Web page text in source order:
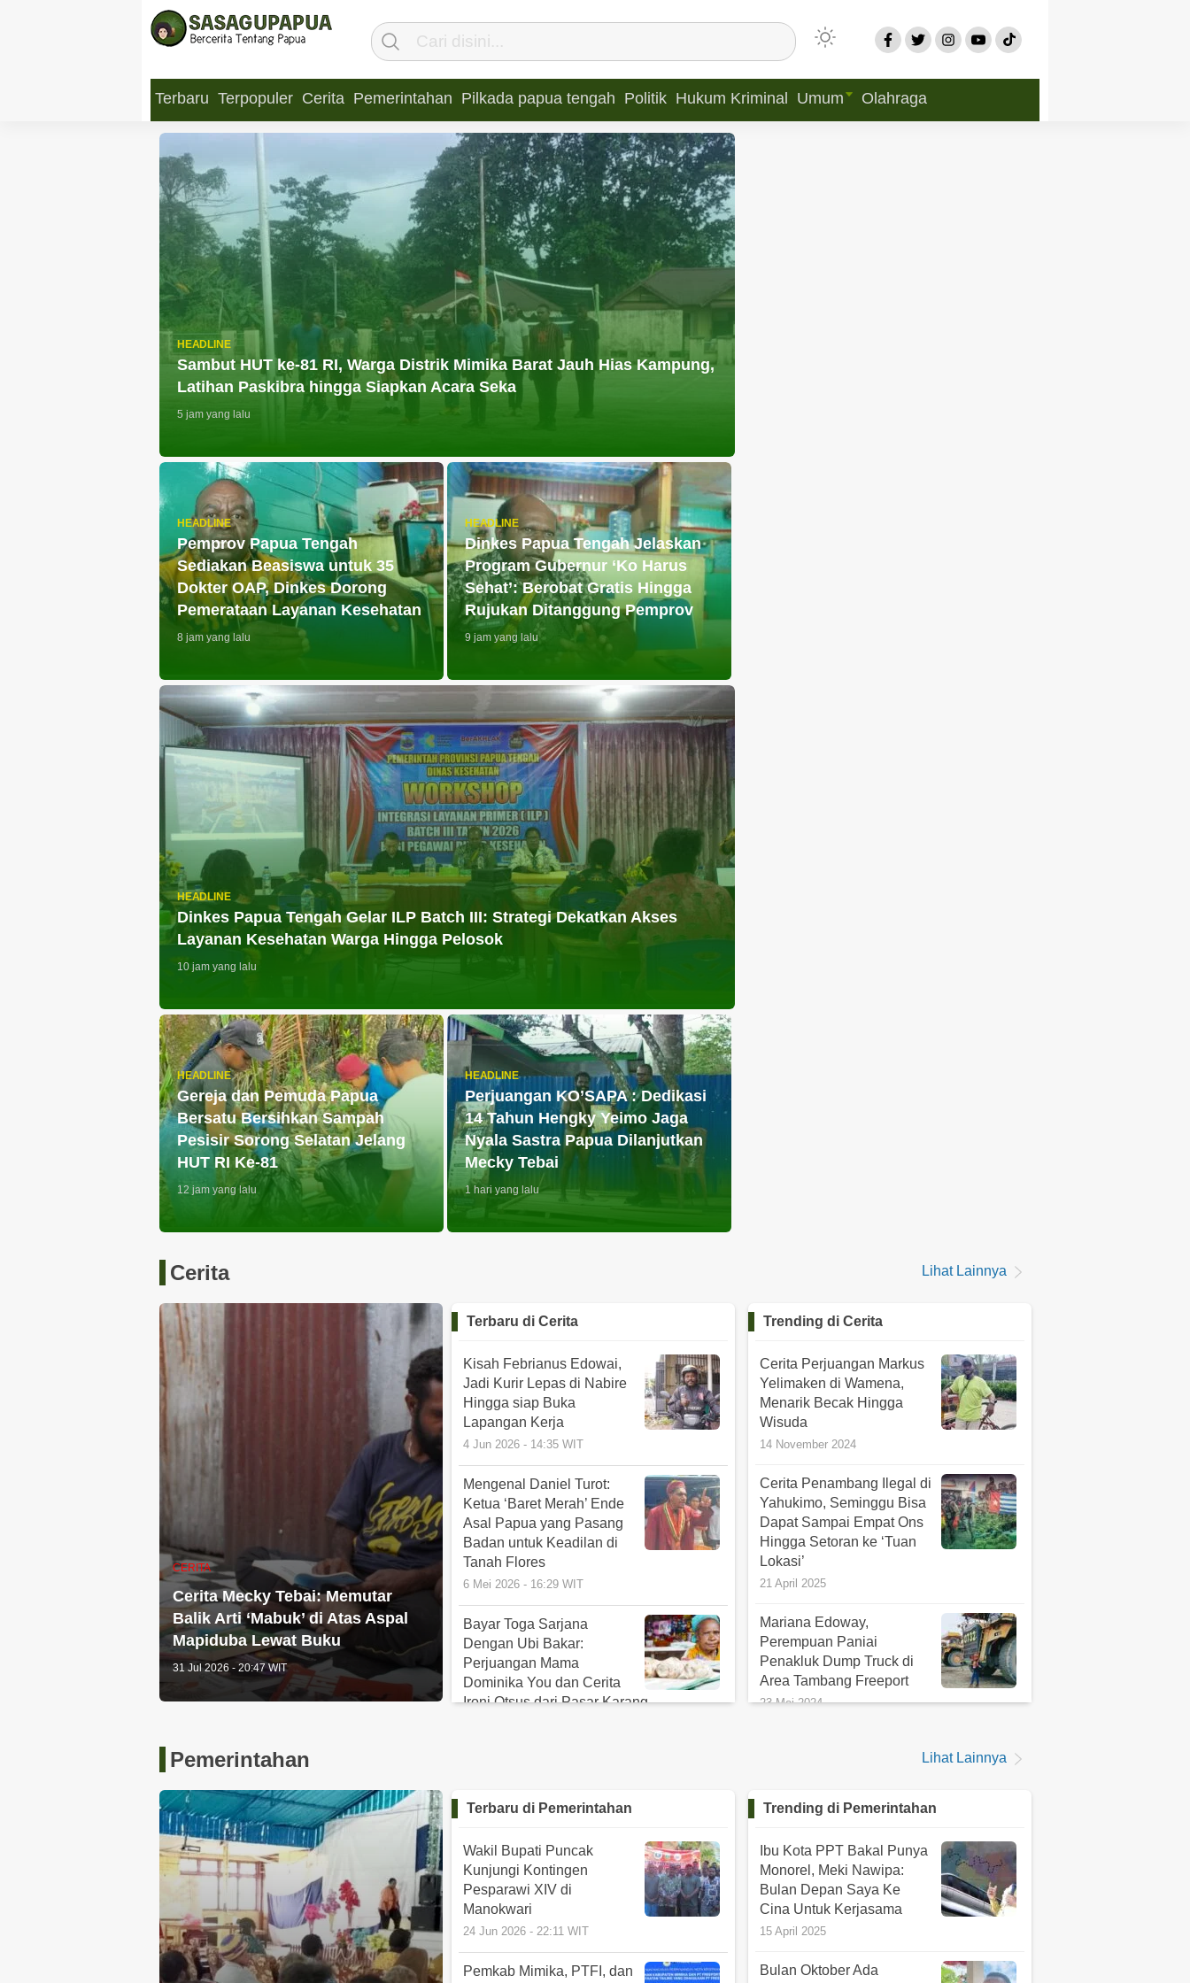
Terbaru Terpopuler Cerita Pemerintahan Pilkada papua tengah Politik Hukum Kriminal Umum Olahraga
HEADLINE
Sambut HUT ke-81 RI, Warga Distrik Mimika Barat Jauh Hias Kampung,
Latihan Paskibra hingga Siapkan Acara Seka
5 jam yang lalu
HEADLINE
Pemprov Papua Tengah
Sediakan Beasiswa untuk 35
Dokter OAP, Dinkes Dorong
Pemerataan Layanan Kesehatan
8 jam yang lalu
HEADLINE
Dinkes Papua Tengah Jelaskan
Program Gubernur ‘Ko Harus
Sehat’: Berobat Gratis Hingga
Rujukan Ditanggung Pemprov
9 jam yang lalu
HEADLINE
Dinkes Papua Tengah Gelar ILP Batch III: Strategi Dekatkan Akses
Layanan Kesehatan Warga Hingga Pelosok
10 jam yang lalu
HEADLINE
Gereja dan Pemuda Papua
Bersatu Bersihkan Sampah
Pesisir Sorong Selatan Jelang
HUT RI Ke-81
12 jam yang lalu
HEADLINE
Perjuangan KO’SAPA : Dedikasi
14 Tahun Hengky Yeimo Jaga
Nyala Sastra Papua Dilanjutkan
Mecky Tebai
1 hari yang lalu
Cerita Lihat Lainnya
CERITA
Cerita Mecky Tebai: Memutar
Balik Arti ‘Mabuk’ di Atas Aspal
Mapiduba Lewat Buku
31 Jul 2026 - 20:47 WIT
Terbaru di Cerita
Kisah Febrianus Edowai,
Jadi Kurir Lepas di Nabire
Hingga siap Buka
Lapangan Kerja
4 Jun 2026 - 14:35 WIT
Mengenal Daniel Turot:
Ketua ‘Baret Merah’ Ende
Asal Papua yang Pasang
Badan untuk Keadilan di
Tanah Flores
6 Mei 2026 - 16:29 WIT
Bayar Toga Sarjana
Dengan Ubi Bakar:
Perjuangan Mama
Dominika You dan Cerita
Ironi Otsus dari Pasar Karang
Pasang Badan Lindungi
Pembangunan Batalyon
30 Jan 2026 - 19:29 WIT
Durry Dogomo dan Decky
Mote Menyulap Sunset
Rezeki Lewat Lensa
Trending di Cerita
Cerita Perjuangan Markus
Yelimaken di Wamena,
Menarik Becak Hingga
Wisuda
14 November 2024
Cerita Penambang Ilegal di
Yahukimo, Seminggu Bisa
Dapat Sampai Empat Ons
Hingga Setoran ke ‘Tuan
Lokasi’
21 April 2025
Mariana Edoway,
Perempuan Paniai
Penakluk Dump Truck di
Area Tambang Freeport
23 Mei 2024
Sosok Rafael Taorekeyau,
Bersuara untuk OAP
Cerita dari Tenda Para
Korban Kebakaran di
Timika
Pemerintahan Lihat Lainnya
Terbaru di Pemerintahan
Wakil Bupati Puncak
Kunjungi Kontingen
Pesparawi XIV di
Manokwari
24 Jun 2026 - 22:11 WIT
Pemkab Mimika, PTFI, dan
Trending di Pemerintahan
Ibu Kota PPT Bakal Punya
Monorel, Meki Nawipa:
Bulan Depan Saya Ke
Cina Untuk Kerjasama
15 April 2025
Bulan Oktober Ada